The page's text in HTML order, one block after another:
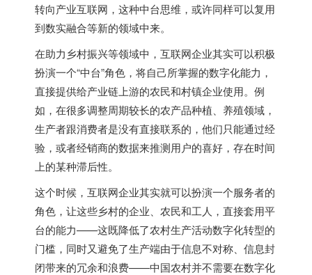
转向产业互联网，这种中台思维，或许同样可以复用
到数实融合等新的领域中来。
在助力乡村振兴等领域中，互联网企业其实可以积极
扮演一个“中台”角色，将自己所掌握的数字化能力，
直接提供给产业链上游的农民和村镇企业使用。例
如，在很多调整周期较长的农产品种植、养殖领域，
生产者跟消费者是没有直接联系的，他们只能通过经
验，或者经销商的数据来推测用户的喜好，存在时间
上的某种滞后性。
这个时候，互联网企业其实就可以扮演一个服务者的
角色，让这些乡村的企业、农民和工人，直接套用平
台的能力——这既降低了农村生产活动数字化转型的
门槛，同时又避免了生产端由于信息不对称、信息封
闭带来的冗余和浪费——中国农村并不需要在数字化